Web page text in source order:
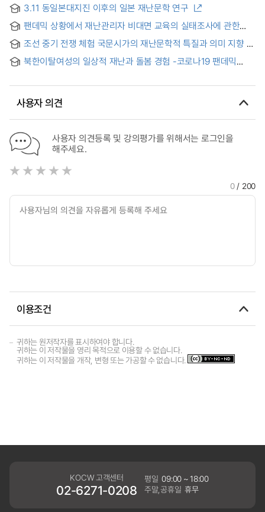
zum Thema Kernkatastrophe - Mit dem Fokus auf die
Werke von Gudrun Pausewang und Christa Wolf -
3.11 동일본대지진 이후의 일본 재난문학 연구
팬데믹 상황에서 재난관리자 비대면 교육의 실태조사에 관한
조선 중기 전쟁 체험 국문시가의 재난문학적 특질과 의미 지향
북한이탈여성의 일상적 재난과 돌봄 경험 -코로나19 팬데믹
사용자 의견
사용자 의견등록 및 강의평가를 위해서는 로그인을
해주세요.
0/ 200
이용조건
귀하는 원저작자를 표시하여야 합니다.
귀하는 이 저작물을 영리 목적으로 이용할 수 없습니다.
귀하는 이 저작물을 개작, 변형 또는 가공할 수 없습니다.
KOCW 고객센터
02-6271-0208
평일 09:00 ~ 18:00
주말,공휴일 휴무